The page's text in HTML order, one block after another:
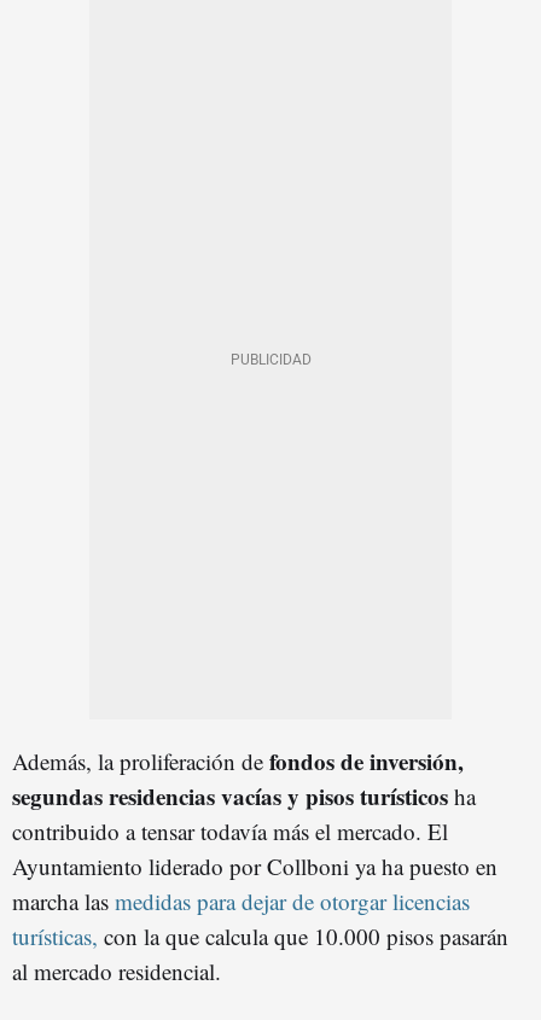
Además, la proliferación de fondos de inversión,
segundas residencias vacías y pisos turísticos ha
contribuido a tensar todavía más el mercado. El
Ayuntamiento liderado por Collboni ya ha puesto en
marcha las medidas para dejar de otorgar licencias
turísticas, con la que calcula que 10.000 pisos pasarán
al mercado residencial.